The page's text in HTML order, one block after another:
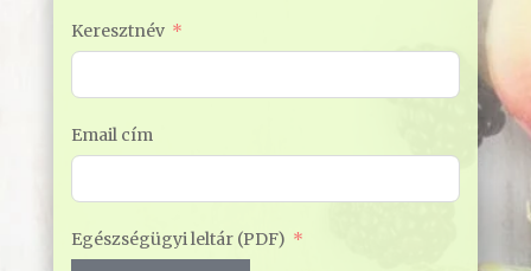
Keresztnév
Email cím
Egészségügyi leltár (PDF)